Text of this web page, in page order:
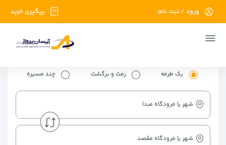
پیگیری خرید ورود / ثبت نام
یک طرفه رفت و برگشت چند مسیره
شهر یا فرودگاه مبدا
شهر یا فرودگاه مقصد